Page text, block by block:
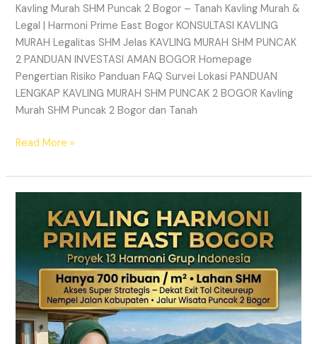
Kavling Murah SHM Puncak 2 Bogor – Tanah Kavling Murah &
Legal | Harmoni Prime East Bogor KONSULTASI KAVLING
MURAH Legalitas SHM Jelas KAVLING MURAH SHM PUNCAK
2 PANDUAN INVESTASI AMAN BOGOR Homepage
Pengertian Risiko Panduan FAQ Survei Lokasi PANDUAN
LENGKAP KAVLING MURAH SHM PUNCAK 2 BOGOR Kavling
Murah SHM Puncak 2 Bogor dan Tanah
Read More »
HARMONI
BOGOR
|
SHM
Pecah
Sertifikat